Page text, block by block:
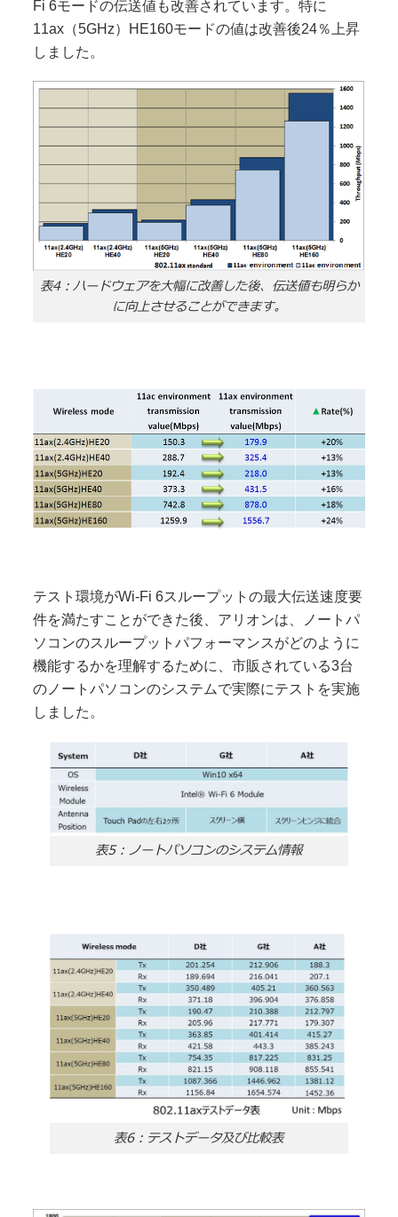
Fi 6モードの伝送値も改善されています。特に
11ax（5GHz）HE160モードの値は改善後24％上昇
しました。
表4：ハードウェアを大幅に改善した後、伝送値も明らか
に向上させることができます。
テスト環境がWi-Fi 6スループットの最大伝送速度要
件を満たすことができた後、アリオンは、ノートパ
ソコンのスループットパフォーマンスがどのように
機能するかを理解するために、市販されている3台
のノートパソコンのシステムで実際にテストを実施
しました。
表5：ノートパソコンのシステム情報
表6：テストデータ及び比較表